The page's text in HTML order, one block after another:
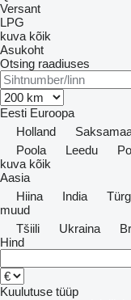
Versant
LPG
kuva kõik
Asukoht
Otsing raadiuses
Eesti Euroopa
Holland
Poola
Leedu
kuva kõik
Aasia
Hiina
India
muud
Tšiili
Ukraina
Hind
Kuulutuse tüüp